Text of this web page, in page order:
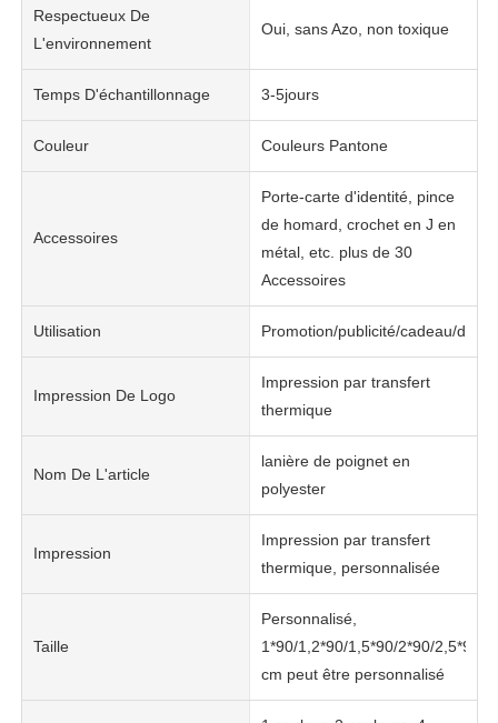
Respectueux De
L'environnement
Oui, sans Azo, non toxique
Temps D'échantillonnage 3-5jours
Couleur Couleurs Pantone
Accessoires
Porte-carte d'identité, pince
de homard, crochet en J en
métal, etc. plus de 30
Accessoires
Utilisation Promotion/publicité/cadeau/
Impression De Logo
Impression par transfert
thermique
Nom De L'article
lanière de poignet en
polyester
Impression
Impression par transfert
thermique, personnalisée
Taille
Personnalisé,
1*90/1,2*90/1,5*90/2*90/2,5*90
cm peut être personnalisé